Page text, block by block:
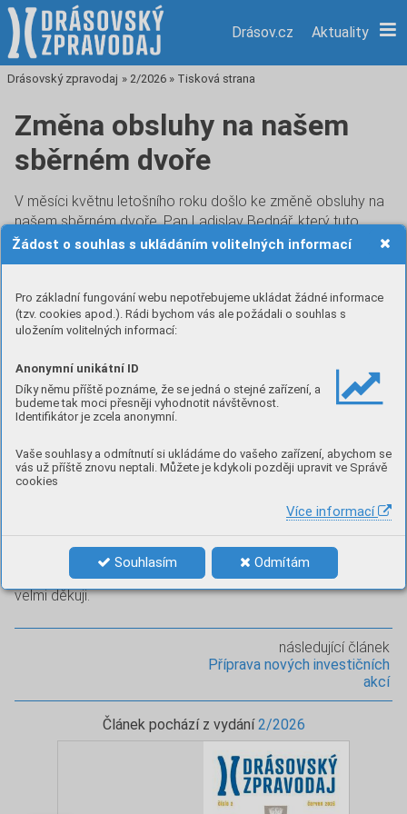
Žádost o souhlas s ukládáním volitelných informací
Pro základní fungování webu nepotřebujeme ukládat žádné informace
(tzv. cookies apod.). Rádi bychom vás ale požádali o souhlas s
uložením volitelných informací:
Anonymní unikátní ID
Díky němu příště poznáme, že se jedná o stejné zařízení, a
budeme tak moci přesněji vyhodnotit návštěvnost.
Identifikátor je zcela anonymní.
Vaše souhlasy a odmítnutí si ukládáme do vašeho zařízení, abychom se
vás už příště znovu neptali. Můžete je kdykoli později upravit ve Správě
cookies
Více informací
Souhlasím Odmítám
Drásov.cz Aktuality
Drásovský zpravodaj » 2/2026 » Tisková strana
Změna obsluhy na našem
sběrném dvoře
V měsíci květnu letošního roku došlo ke změně obsluhy na
našem sběrném dvoře. Pan Ladislav Bednář, který tuto
práci vykonával od roku 2019, již z osobních důvodů
nebude ve funkci správce sběrného dvora pokračovat.
náš drásovský sběrný dvůr, může potvrdit, že pan Bednář
svoji práci vykonával vždy velmi svědomitě, se smyslem
pro pořádek a kázeň bez ohledu na své osobní volno
a mnohdy i nad rámec popisu své práce. Pro svůj
specifický a osobitý přístup k občanům bude pro nás bez
nadsázky téměř nenahraditelný.
Na základě zveřejněné výzvy k obsazení pracovní pozice
obsluhy sběrného dvora byl na tuto práci přijat pan Jaromír
Křivánek z Tišnova, který má praktické zkušenosti v oblasti
odpadového hospodářství. Přeji panu Křivánkovi hodně
štěstí a pracovních úspěchů na této nelehké, avšak velmi
Panu Ladislavu Bednářovi přeji, aby si ve zdraví a klidu
užíval penze a za jeho práci pro obec mu z celého srdce
velmi děkuji.
následující článek
Příprava nových investičních
akcí
Článek pochází z vydání 2/2026